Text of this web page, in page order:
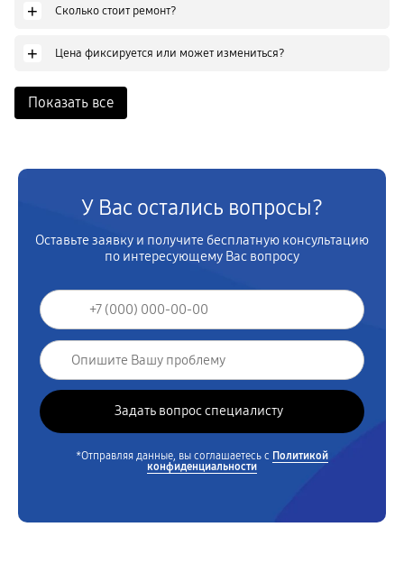
+ Сколько стоит ремонт?
+ Цена фиксируется или может измениться?
Показать все
У Вас остались вопросы?
Оставьте заявку и получите бесплатную консультацию
по интересующему Вас вопросу
*Отправляя данные, вы соглашаетесь с Политикой
конфиденциальности